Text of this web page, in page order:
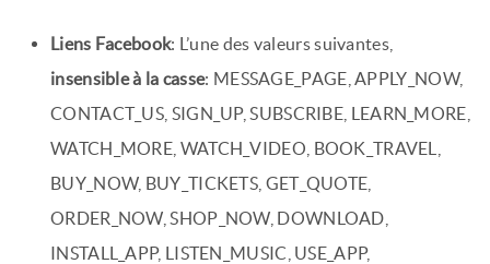
Liens Facebook: L’une des valeurs suivantes,
insensible à la casse: MESSAGE_PAGE, APPLY_NOW,
CONTACT_US, SIGN_UP, SUBSCRIBE, LEARN_MORE,
WATCH_MORE, WATCH_VIDEO, BOOK_TRAVEL,
BUY_NOW, BUY_TICKETS, GET_QUOTE,
ORDER_NOW, SHOP_NOW, DOWNLOAD,
INSTALL_APP, LISTEN_MUSIC, USE_APP,